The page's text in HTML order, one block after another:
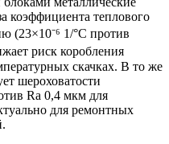
коэффициента теплового
(23×10⁻⁶ 1/°C против
риск коробления
скачках. В то же
шероховатости
Ra 0,4 мкм для
для ремонтных